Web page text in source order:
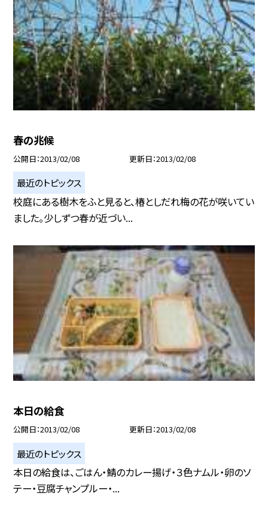
春の兆候
公開日 2013/02/08 更新日 2013/02/08
最近のトピックス
校庭にある樹木をふと見ると、椿としだれ梅の花が咲いてい
ました。少しずつ春が近づい...
本日の給食
公開日 2013/02/08 更新日 2013/02/08
最近のトピックス
本日の給食は、ごはん・鯖のカレー揚げ・３色ナムル・卵のソ
テー・豆腐チャンプルー・...